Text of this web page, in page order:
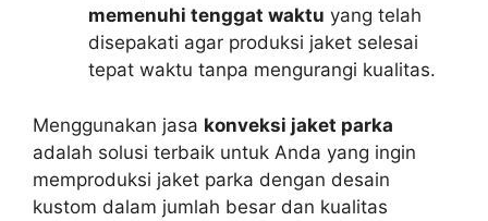
memenuhi tenggat waktu yang telah
disepakati agar produksi jaket selesai
tepat waktu tanpa mengurangi kualitas.
Menggunakan jasa konveksi jaket parka
adalah solusi terbaik untuk Anda yang ingin
memproduksi jaket parka dengan desain
kustom dalam jumlah besar dan kualitas